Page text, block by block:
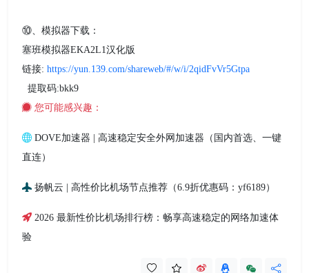
⑩、模拟器下载：
塞班模拟器EKA2L1汉化版
链接: https://yun.139.com/shareweb/#/w/i/2qidFvVr5Gtpa
提取码:bkk9
您可能感兴趣：
DOVE加速器 | 高速稳定安全外网加速器（国内首选、一键
直连）
扬帆云 | 高性价比机场节点推荐（6.9折优惠码：yf6189）
2026 最新性价比机场排行榜：畅享高速稳定的网络加速体
验